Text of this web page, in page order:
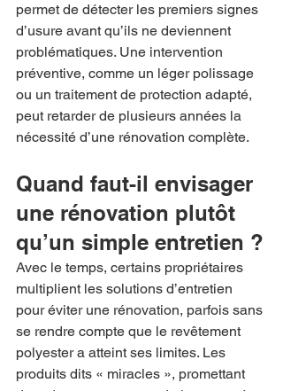
permet de détecter les premiers signes
d’usure avant qu’ils ne deviennent
problématiques. Une intervention
préventive, comme un léger polissage
ou un traitement de protection adapté,
peut retarder de plusieurs années la
nécessité d’une rénovation complète.
Quand faut-il envisager
une rénovation plutôt
qu’un simple entretien ?
Avec le temps, certains propriétaires
multiplient les solutions d’entretien
pour éviter une rénovation, parfois sans
se rendre compte que le revêtement
polyester a atteint ses limites. Les
produits dits « miracles », promettant